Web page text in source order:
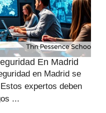
En Madrid
en Madrid se
expertos deben
...